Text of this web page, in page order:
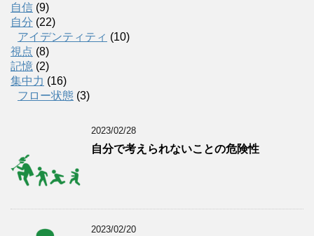
自信 (9)
自分 (22)
アイデンティティ (10)
視点 (8)
記憶 (2)
集中力 (16)
フロー状態 (3)
2023/02/28
自分で考えられないことの危険性
2023/02/20